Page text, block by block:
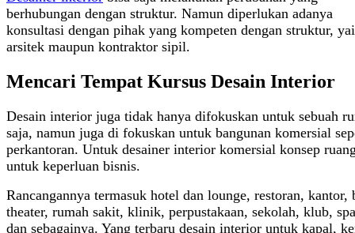
berhubungan dengan struktur. Namun diperlukan adanya
konsultasi dengan pihak yang kompeten dengan struktur,
arsitek maupun kontraktor sipil.
Mencari Tempat Kursus Desain Interior
Desain interior juga tidak hanya difokuskan untuk sebuah
saja, namun juga di fokuskan untuk bangunan komersial
perkantoran. Untuk desainer interior komersial konsep
untuk keperluan bisnis.
Rancangannya termasuk hotel dan lounge, restoran, kantor,
theater, rumah sakit, klinik, perpustakaan, sekolah, klub,
dan sebagainya. Yang terbaru desain interior untuk kapal,